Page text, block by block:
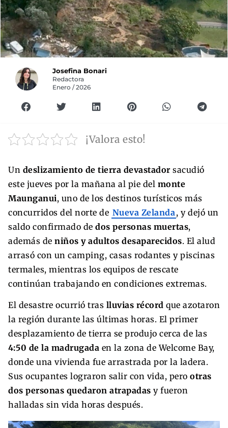
Josefina Bonari
Redactora
Enero / 2026
¡Valora esto!
Un deslizamiento de tierra devastadorsacudió
este jueves por la mañana al pie del monte
Maunganui, uno de los destinos turísticos más
concurridos del norte de Nueva Zelanda , y dejó un
saldo confirmado de dos personas muertas,
además de niños y adultos desaparecidos. El alud
arrasó con un camping, casas rodantes y piscinas
termales, mientras los equipos de rescate
continúan trabajando en condiciones extremas.
El desastre ocurrió tras lluvias récord que azotaron
la región durante las últimas horas. El primer
desplazamiento de tierra se produjo cerca de las
4:50 de la madrugada en la zona de Welcome Bay,
donde una vivienda fue arrastrada por la ladera.
Sus ocupantes lograron salir con vida, pero otras
dos personas quedaron atrapadas y fueron
halladas sin vida horas después.